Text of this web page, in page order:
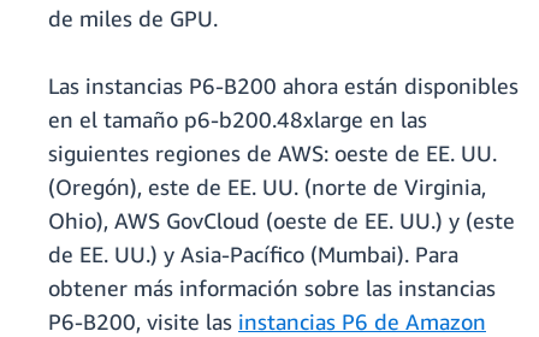
de miles de GPU.
Las instancias P6-B200 ahora están disponibles
en el tamaño p6-b200.48xlarge en las
siguientes regiones de AWS: oeste de EE. UU.
(Oregón), este de EE. UU. (norte de Virginia,
Ohio), AWS GovCloud (oeste de EE. UU.) y (este
de EE. UU.) y Asia-Pacífico (Mumbai). Para
obtener más información sobre las instancias
P6-B200, visite las instancias P6 de Amazon